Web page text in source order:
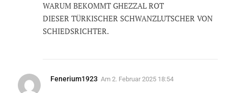
WARUM BEKOMMT GHEZZAL ROT
DIESER TÜRKISCHER SCHWANZLUTSCHER VON
SCHIEDSRICHTER.
Fenerium1923 Am 2. Februar 2025 18:54